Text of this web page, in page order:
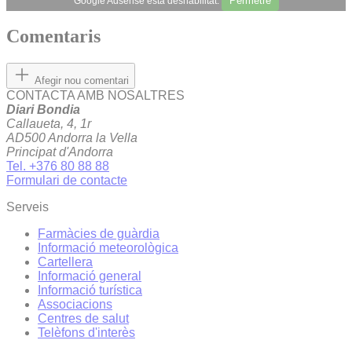
Comentaris
Afegir nou comentari
CONTACTA AMB NOSALTRES
Diari Bondia
Callaueta, 4, 1r
AD500 Andorra la Vella
Principat d'Andorra
Tel. +376 80 88 88
Formulari de contacte
Serveis
Farmàcies de guàrdia
Informació meteorològica
Cartellera
Informació general
Informació turística
Associacions
Centres de salut
Telèfons d'interès